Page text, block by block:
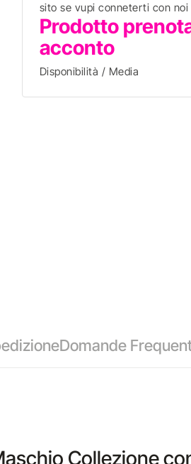
sito se vupi conneterti con noi
Prodotto
acconto
Disponibilità / Media
Domande
Collezione